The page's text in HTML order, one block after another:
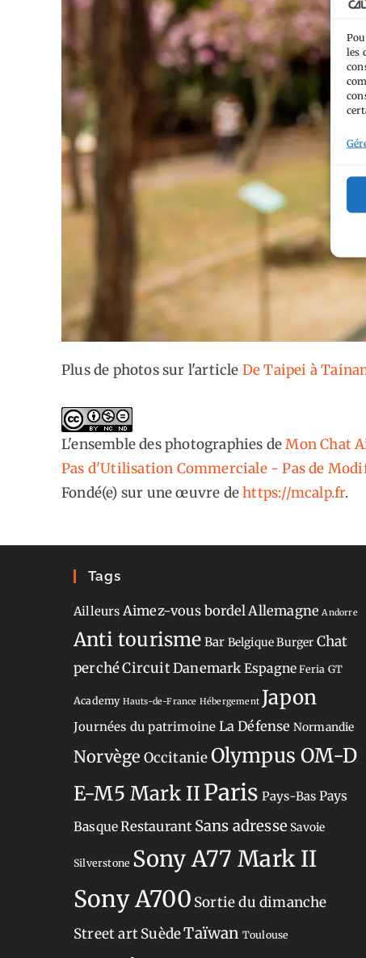
les
Plus de photos sur l'article De Taipei à
L'ensemble des photographies deMon Chat
Pas d'Utilisation Commerciale - Pas de
Fondé(e) sur une œuvre dehttps://mcalp.fr.
Tags
Ailleurs Aimez-vous bordel Allemagne Andorre
Anti tourisme Bar BelgiqueBurger Chat
perchéCircuitDanemark Espagne Feria GT
Academy Hauts-de-France Hébergement Japon
Journées du patrimoine La Défense Normandie
Norvège OccitanieOlympus OM-D
E-M5 Mark IIParis Pays-Bas Pays
BasqueRestaurant Sans adresse Savoie
Silverstone Sony A77 Mark II
Sony A700 Sortie du dimanche
Street artSuèdeTaïwan Toulouse